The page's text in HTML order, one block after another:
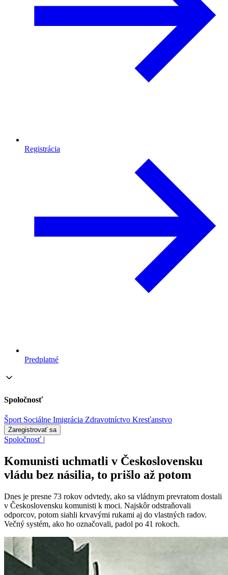
Registrácia
Predplatné
Spoločnosť
Šport Sociálne Imigrácia Zdravotníctvo Kresťanstvo
Zaregistrovať sa
Spoločnosť |
Komunisti uchmatli v Československu
vládu bez násilia, to prišlo až potom
Dnes je presne 73 rokov odvtedy, ako sa vládnym prevratom dostali
v Československu komunisti k moci. Najskôr odstraňovali
odporcov, potom siahli krvavými rukami aj do vlastných radov.
Večný systém, ako ho označovali, padol po 41 rokoch.